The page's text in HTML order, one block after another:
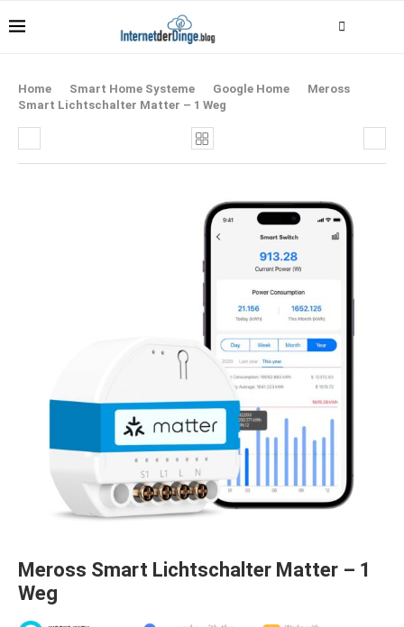
Home Smart Home Systeme Google Home
Meross
Smart Lichtschalter Matter – 1 Weg
Meross Smart Lichtschalter Matter – 1
Weg